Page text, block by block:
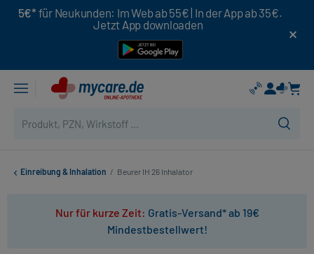
5€* für Neukunden: Im Web ab 55€ | In der App ab 35€.
Jetzt App downloaden
Einreibung & Inhalation / Beurer IH 26 Inhalator
Nur für kurze Zeit: Gratis-Versand* ab 19€
Mindestbestellwert!